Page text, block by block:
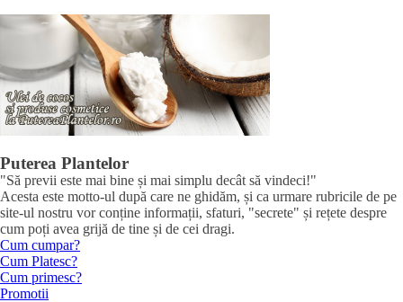
Puterea Plantelor
"Să previi este mai bine și mai simplu decât să vindeci!"
Acesta este motto-ul după care ne ghidăm, și ca urmare rubricile de pe
site-ul nostru vor conține informații, sfaturi, "secrete" și rețete despre
cum poți avea grijă de tine și de cei dragi.
Cum cumpar?
Cum Platesc?
Cum primesc?
Promotii